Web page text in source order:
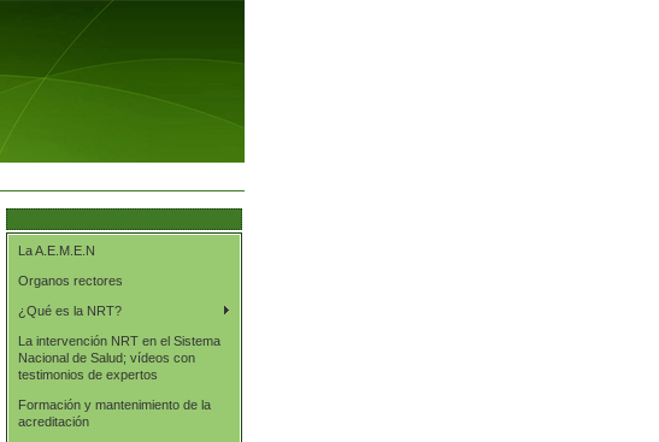
La A.E.M.E.N
Organos rectores
¿Qué es la NRT?
La intervención NRT en el Sistema
Nacional de Salud; vídeos con
testimonios de expertos
Formación y mantenimiento de la
acreditación